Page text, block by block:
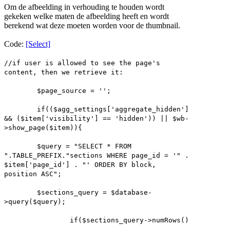
Om de afbeelding in verhouding te houden wordt
gekeken welke maten de afbeelding heeft en wordt
berekend wat deze moeten worden voor de thumbnail.
Code: [Select]
//if user is allowed to see the page's
content, then we retrieve it:
$page_source = '';
if(($agg_settings['aggregate_hidden']
&& ($item['visibility'] == 'hidden')) || $wb-
>show_page($item)){
$query = "SELECT * FROM
".TABLE_PREFIX."sections WHERE page_id = '" .
$item['page_id'] . "' ORDER BY block,
position ASC";
$sections_query = $database-
>query($query);
if($sections_query->numRows()